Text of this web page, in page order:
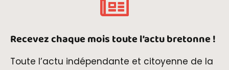
Recevez chaque mois toute l’actu bretonne !
Toute l’actu indépendante et citoyenne de la